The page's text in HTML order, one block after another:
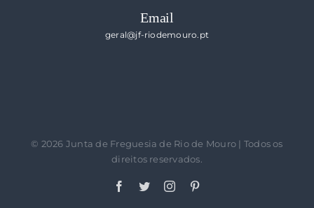
Email
geral@jf-riodemouro.pt
© 2026 Junta de Freguesia de Rio de Mouro | Todos os
direitos reservados.
Facebook
TwitterInstagram